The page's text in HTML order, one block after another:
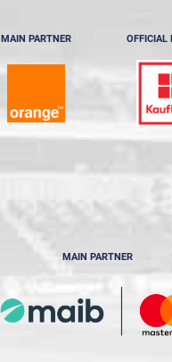
MAIN PARTNER OFFICIAL
MAIN PARTNER